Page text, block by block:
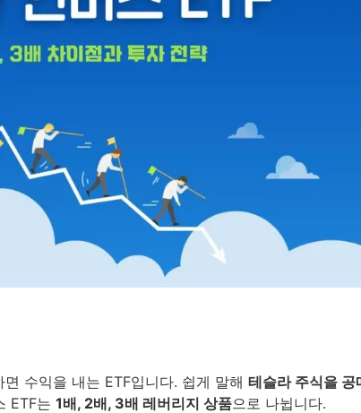
수익을 내는 ETF입니다. 쉽게 말해 테슬라 주식을 공
ETF는 1배, 2배, 3배 레버리지 상품으로 나뉩니다.